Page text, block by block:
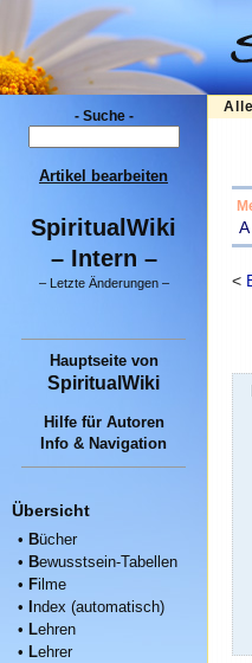
- Suche -
Artikel bearbeiten
SpiritualWiki
– Intern –
– Letzte Änderungen–
Hauptseitevon
SpiritualWiki
Hilfe für Autoren
Info & Navigation
Übersicht
• Bücher
• Bewusstsein-Tabellen
• Filme
• ndex (automatisch)
• Lehren
• Lehrer
A
<